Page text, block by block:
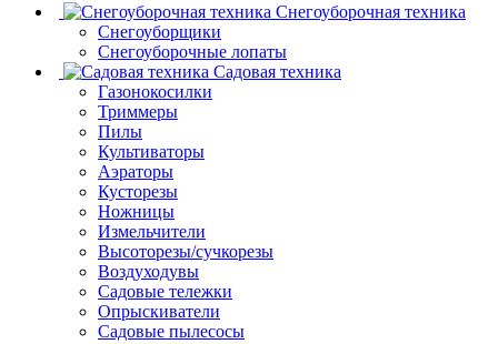
Снегоуборочная техника
Снегоуборщики
Снегоуборочные лопаты
Садовая техника
Газонокосилки
Триммеры
Пилы
Культиваторы
Аэраторы
Кусторезы
Ножницы
Измельчители
Высоторезы/сучкорезы
Воздуходувы
Садовые тележки
Опрыскиватели
Садовые пылесосы